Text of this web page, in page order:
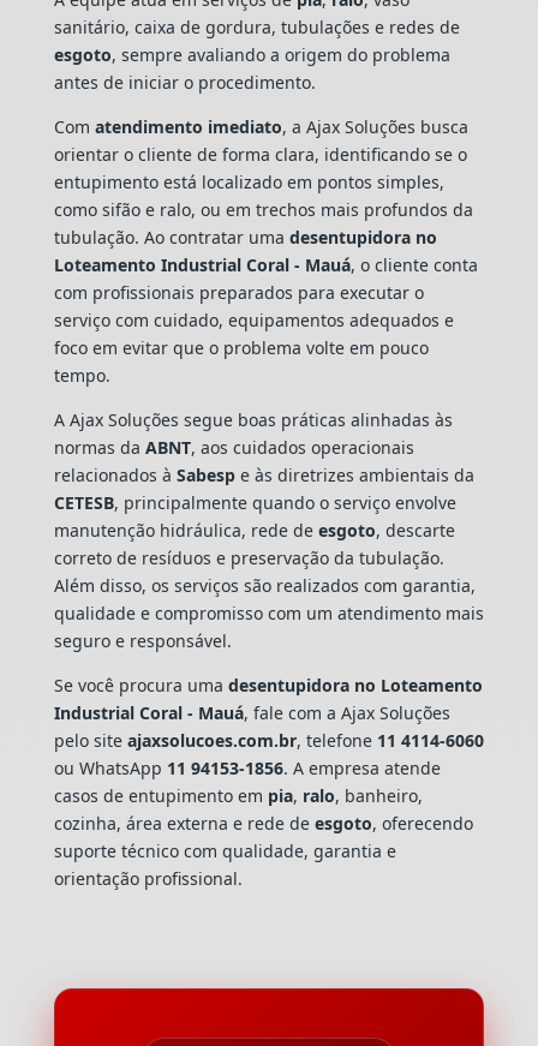
sanitário, caixa de gordura, tubulações e redes de
esgoto, sempre avaliando a origem do problema
antes de iniciar o procedimento.
Com atendimento imediato, a Ajax Soluções busca
orientar o cliente de forma clara, identificando se o
entupimento está localizado em pontos simples,
como sifão e ralo, ou em trechos mais profundos da
tubulação. Ao contratar uma desentupidora no
Loteamento Industrial Coral - Mauá, o cliente conta
com profissionais preparados para executar o
serviço com cuidado, equipamentos adequados e
foco em evitar que o problema volte em pouco
tempo.
A Ajax Soluções segue boas práticas alinhadas às
normas da ABNT, aos cuidados operacionais
relacionados à Sabespe às diretrizes ambientais da
CETESB, principalmente quando o serviço envolve
manutenção hidráulica, rede de esgoto, descarte
correto de resíduos e preservação da tubulação.
Além disso, os serviços são realizados com garantia,
qualidade e compromisso com um atendimento mais
seguro e responsável.
Se você procura uma desentupidora no Loteamento
Industrial Coral - Mauá, fale com a Ajax Soluções
pelo site ajaxsolucoes.com.br, telefone 11 4114-6060
ou WhatsApp 11 94153-1856. A empresa atende
casos de entupimento em pia, ralo, banheiro,
cozinha, área externa e rede de esgoto, oferecendo
suporte técnico com qualidade, garantia e
orientação profissional.